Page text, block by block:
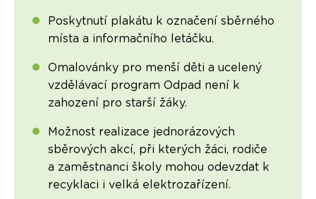
Poskytnutí plakátu k označení sběrného
místa a informačního letáčku.
Omalovánky pro menší děti a ucelený
vzdělávací program Odpad není k
zahození pro starší žáky.
Možnost realizace jednorázových
sběrových akcí, při kterých žáci, rodiče
a zaměstnanci školy mohou odevzdat k
recyklaci i velká elektrozařízení.